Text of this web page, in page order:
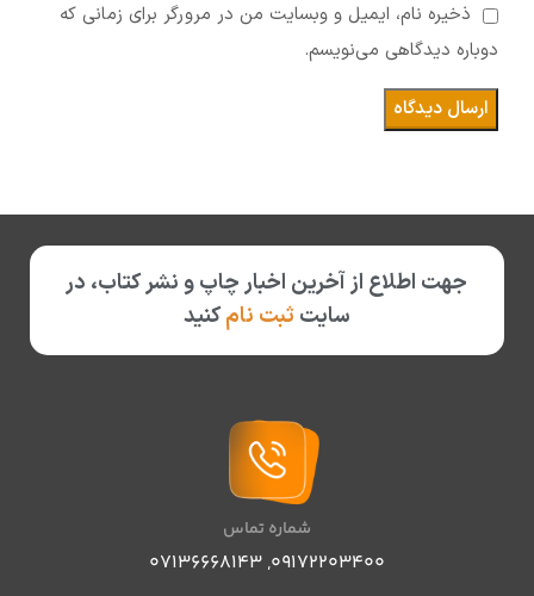
ذخیره نام، ایمیل و وبسایت من در مرورگر برای زمانی که
دوباره دیدگاهی می‌نویسم.
جهت اطلاع از آخرین اخبار چاپ و نشر کتاب، در
سایت ثبت نامکنید
شماره تماس
09172203400
,
07136668143